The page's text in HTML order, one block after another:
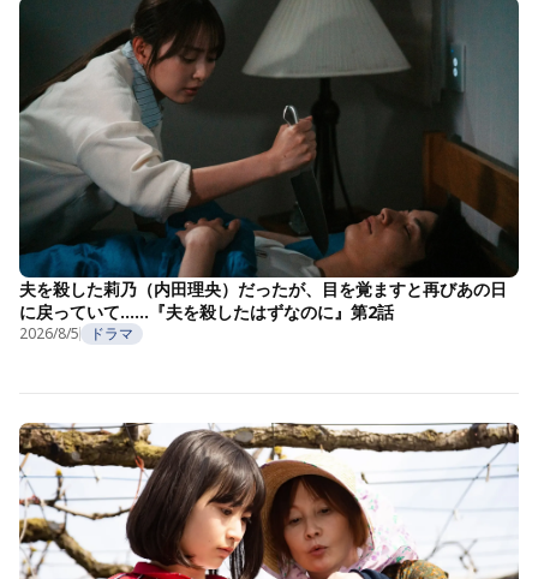
夫を殺した莉乃（内田理央）だったが、目を覚ますと再びあの日
に戻っていて……『夫を殺したはずなのに』第2話
2026/8/5 ドラマ